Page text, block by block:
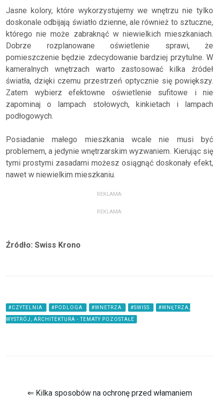
Jasne kolory, które wykorzystujemy we wnętrzu nie tylko
doskonale odbijają światło dzienne, ale również to sztuczne,
którego nie może zabraknąć w niewielkich mieszkaniach.
Dobrze rozplanowane oświetlenie sprawi, że
pomieszczenie będzie zdecydowanie bardziej przytulne. W
kameralnych wnętrzach warto zastosować kilka źródeł
światła, dzięki czemu przestrzeń optycznie się powiększy.
Zatem wybierz efektowne oświetlenie sufitowe i nie
zapominaj o lampach stołowych, kinkietach i lampach
podłogowych.
Posiadanie małego mieszkania wcale nie musi być
problemem, a jedynie wnętrzarskim wyzwaniem. Kierując się
tymi prostymi zasadami możesz osiągnąć doskonały efekt,
nawet w niewielkim mieszkaniu.
REKLAMA:
REKLAMA:
Źródło: Swiss Krono
#CZYTELNIA #PODLOGA #WNETRZA #SWISS #WNĘTRZA,
WYSTRÓJ, ARCHITEKTURA - TEMATY POZOSTAŁE
⇐ Kilka sposobów na ochronę przed włamaniem